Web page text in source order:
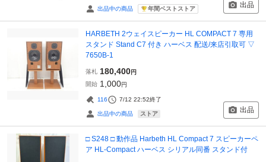
出品中の商品 年間ベストストア 出品
HARBETH 2ウェイスピーカー HL COMPACT 7 専用
スタンド Stand C7 付き ハーベス 配送/来店引取可 ▽
7650B-1
落札 180,400円
開始 1,000円
116 7/12 22:52終了
出品中の商品 ストア 出品
□ S248 □ 動作品 Harbeth HL Compact 7 スピーカーペ
ア HL-Compact ハーベス シリアル同番 スタンド付